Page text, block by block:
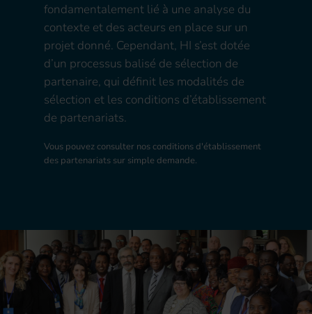
fondamentalement lié à une analyse du
contexte et des acteurs en place sur un
projet donné. Cependant, HI s’est dotée
d’un processus balisé de sélection de
partenaire, qui définit les modalités de
sélection et les conditions d’établissement
de partenariats.
Vous pouvez consulter nos conditions d'établissement
des partenariats sur simple demande.